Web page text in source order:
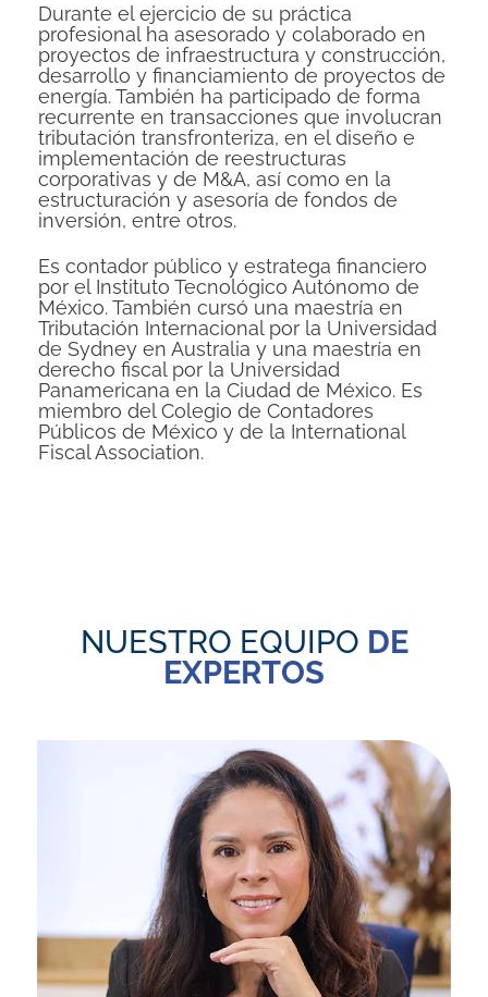
Durante el ejercicio de su práctica
profesional ha asesorado y colaborado en
proyectos de infraestructura y construcción,
desarrollo y financiamiento de proyectos de
energía. También ha participado de forma
recurrente en transacciones que involucran
tributación transfronteriza, en el diseño e
implementación de reestructuras
corporativas y de M&A, así como en la
estructuración y asesoría de fondos de
inversión, entre otros.
Es contador público y estratega financiero
por el Instituto Tecnológico Autónomo de
México. También cursó una maestría en
Tributación Internacional por la Universidad
de Sydney en Australia y una maestría en
derecho fiscal por la Universidad
Panamericana en la Ciudad de México. Es
miembro del Colegio de Contadores
Públicos de México y de la International
Fiscal Association.
NUESTRO EQUIPO DE
EXPERTOS